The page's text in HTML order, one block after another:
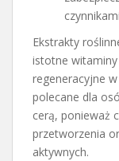
Ekstrakty
istotne
regeneracyjne
polecane dla
cerą, ponieważ
przetworzenia
aktywnych.